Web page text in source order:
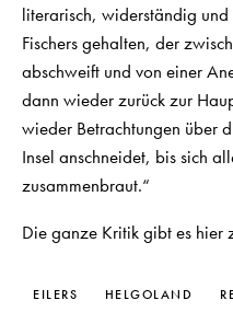
literarisch, widerständig
Fischers gehalten, der
abschweift und von einer
dann wieder zurück zur
wieder Betrachtungen über
Insel anschneidet, bis sich
zusammenbraut.“
Dieganze Kritik gibt es hier
EILERS HELGOLAND